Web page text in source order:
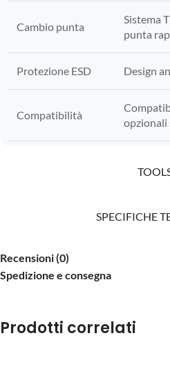
SPECIFICHE
Cambio punta
Sistema
punta
Protezione ESD Design
Compatibilità
opzionali
Recensioni (0)
Spedizione e consegna
Prodotti correlati